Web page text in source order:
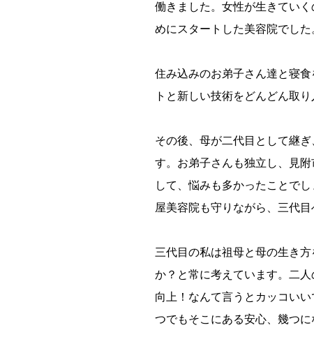
働きました。女性が生きてい
めにスタートした美容院でした
住み込みのお弟子さん達と寝
トと新しい技術をどんどん取
その後、母が二代目として継
す。お弟子さんも独立し、見
して、悩みも多かったことで
屋美容院も守りながら、三代
三代目の私は祖母と母の生き
か？と常に考えています。二
向上！なんて言うとカッコい
つでもそこにある安心、幾つ